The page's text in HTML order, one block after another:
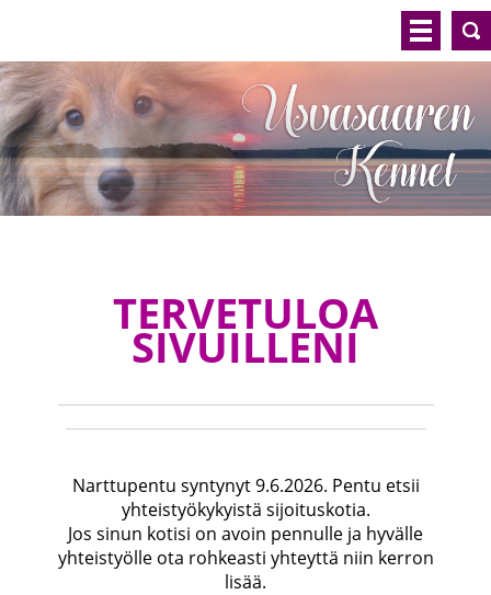
TERVETULOA
SIVUILLENI
Narttupentu syntynyt 9.6.2026. Pentu etsii
yhteistyökykyistä sijoituskotia.
Jos sinun kotisi on avoin pennulle ja hyvälle
yhteistyölle ota rohkeasti yhteyttä niin kerron
lisää.